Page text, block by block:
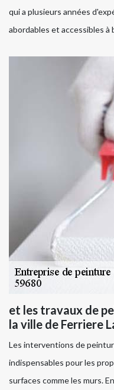
qui a plusieurs années
abordables et accessibles à
et les travaux de
la ville de Ferriere
Les interventions de
indispensables pour les
surfaces comme les murs.